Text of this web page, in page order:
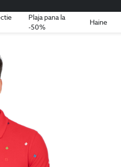
Plaja pana la
-50%
Haine